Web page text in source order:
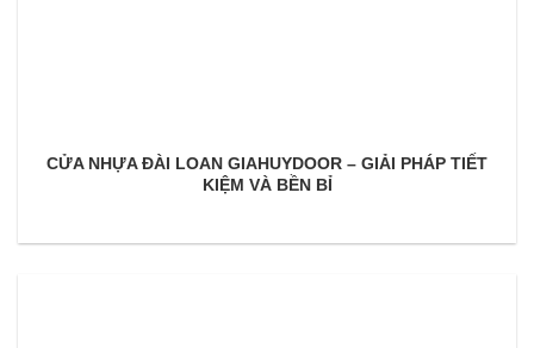
CỬA NHỰA ĐÀI LOAN GIAHUYDOOR – GIẢI PHÁP TIẾT
KIỆM VÀ BỀN BỈ